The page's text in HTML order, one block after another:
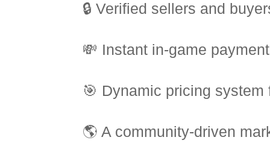
🔒 Verified sellers and
💸 Instant in-game
🎯 Dynamic pricing system
🌎 A community-driven